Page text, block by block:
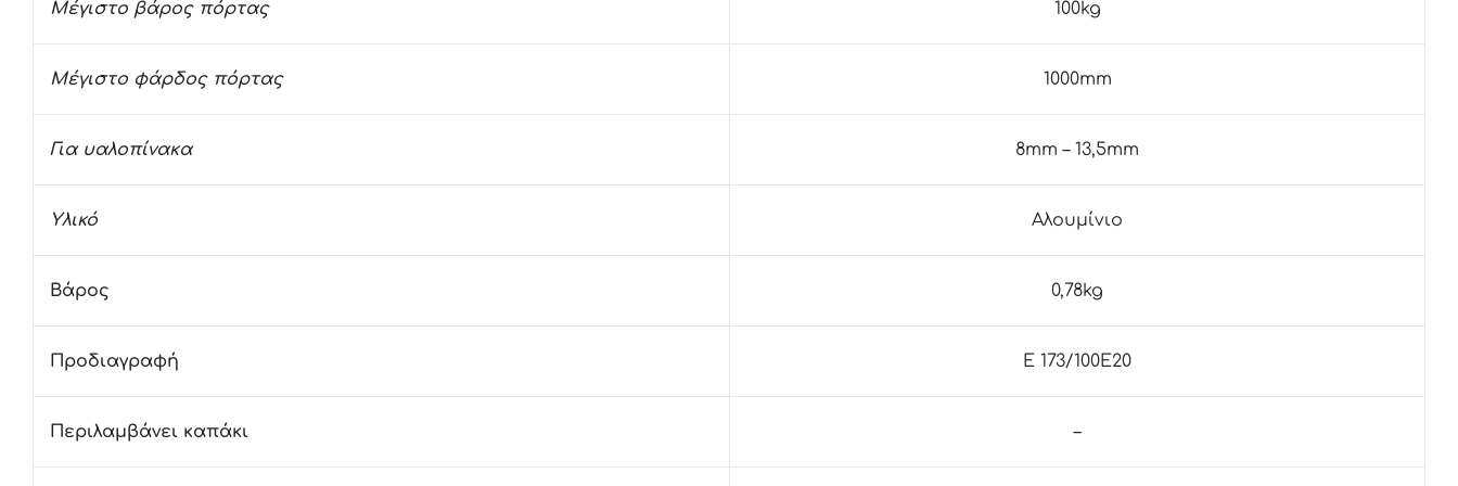
Μέγιστο βάρος πόρτας 100kg
Μέγιστο φάρδος πόρτας 1000mm
Για υαλοπίνακα 8mm – 13,5mm
Υλικό Αλουμίνιο
Βάρος 0,78kg
Προδιαγραφή E 173/100E20
Περιλαμβάνει καπάκι –